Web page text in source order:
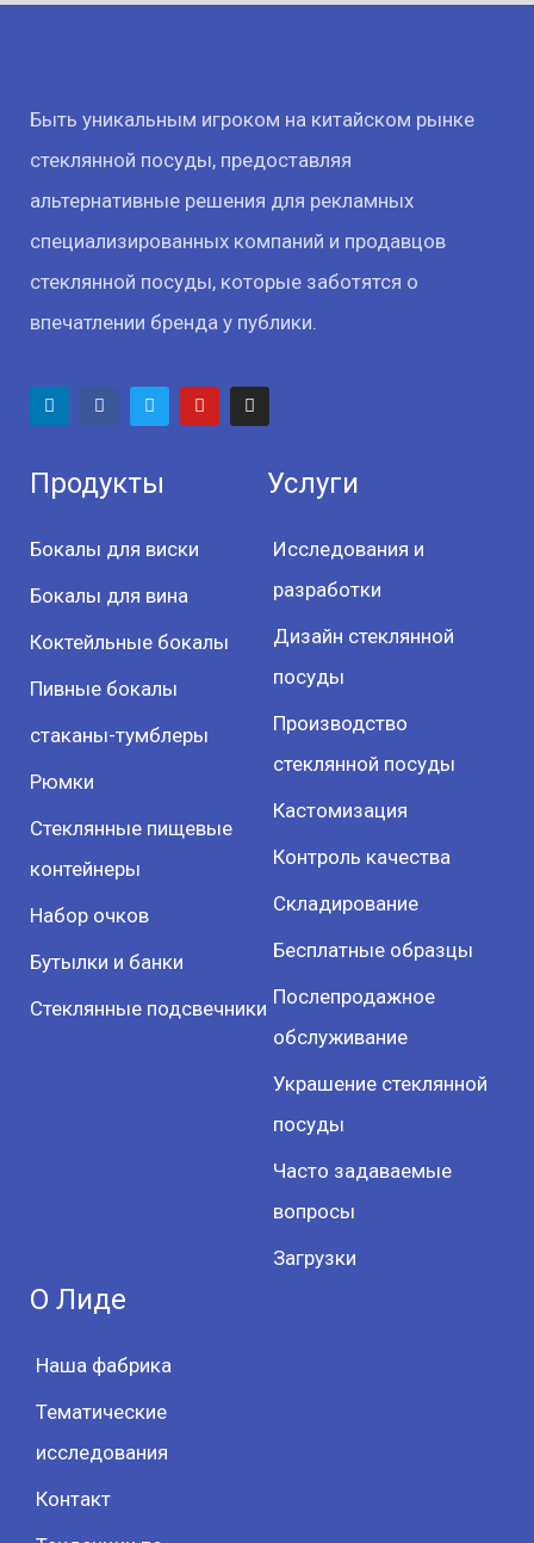
Быть уникальным игроком на китайском рынке
стеклянной посуды, предоставляя
альтернативные решения для рекламных
специализированных компаний и продавцов
стеклянной посуды, которые заботятся о
впечатлении бренда у публики.
Продукты
Бокалы для виски
Бокалы для вина
Коктейльные бокалы
Пивные бокалы
стаканы-тумблеры
Рюмки
Стеклянные пищевые
контейнеры
Набор очков
Бутылки и банки
Стеклянные подсвечники
Услуги
Исследования и
разработки
Дизайн стеклянной
посуды
Производство
стеклянной посуды
Кастомизация
Контроль качества
Складирование
Бесплатные образцы
Послепродажное
обслуживание
Украшение стеклянной
посуды
Часто задаваемые
вопросы
Загрузки
О Лиде
Наша фабрика
Тематические
исследования
Контакт